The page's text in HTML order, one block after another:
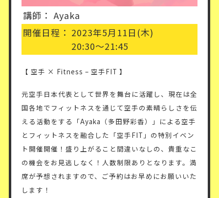
講師： Ayaka
開催日程： 2023年5月11日(木)
20:30〜21:45
【 空手 × Fitness – 空手FIT 】
元空手日本代表として世界を舞台に活躍し、現在は全
国各地でフィットネスを通じて空手の素晴らしさを伝
える活動をする「Ayaka（多田野彩香）」による空手
とフィットネスを融合した「空手FIT」の特別イベン
ト開催開催！盛り上がること間違いなしの、貴重なこ
の機会をお見逃しなく！人数制限ありとなります。満
席が予想されますので、ご予約はお早めにお願いいた
します！